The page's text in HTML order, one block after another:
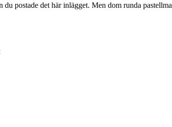
postade det här inlägget. Men dom runda